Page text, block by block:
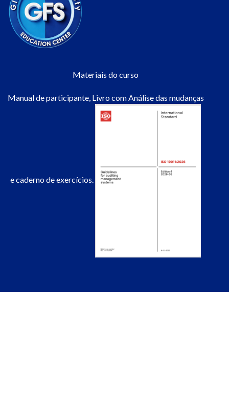
Materiais do curso
Manual de participante, Livro com Análise das mudanças
e caderno de exercícios.